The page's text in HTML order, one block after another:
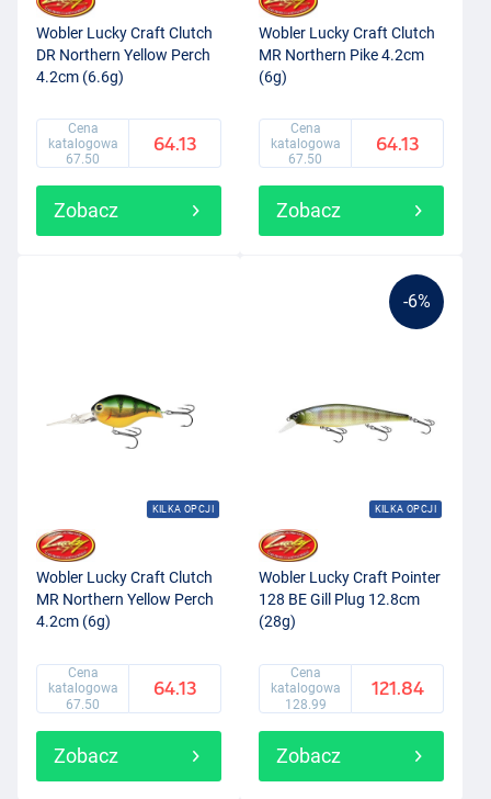
Wobler Lucky Craft Clutch
DR Northern Yellow Perch
4.2cm (6.6g)
Cena
katalogowa
67.50
64.13
Zobacz
Wobler Lucky Craft Clutch
MR Northern Pike 4.2cm
(6g)
Cena
katalogowa
67.50
64.13
Zobacz
KILKA OPCJI
Wobler Lucky Craft Clutch
MR Northern Yellow Perch
4.2cm (6g)
Cena
katalogowa
67.50
64.13
Zobacz
-6%
KILKA OPCJI
Wobler Lucky Craft Pointer
128 BE Gill Plug 12.8cm
(28g)
Cena
katalogowa
128.99
121.84
Zobacz